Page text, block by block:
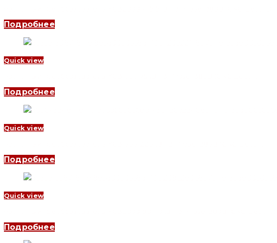
Подробнее
Quick view
Подробнее
Quick view
Подробнее
Quick view
Подробнее